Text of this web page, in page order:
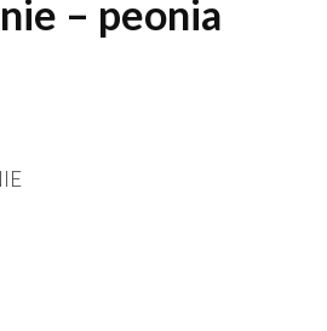
– peonia